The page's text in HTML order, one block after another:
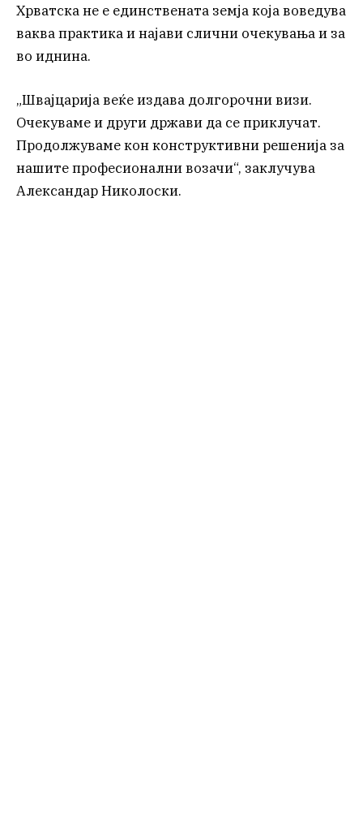
Хрватска не е единствената земја која воведува
ваква практика и најави слични очекувања и за
во иднина.
„Швајцарија веќе издава долгорочни визи.
Очекуваме и други држави да се приклучат.
Продолжуваме кон конструктивни решенија за
нашите професионални возачи“, заклучува
Александар Николоски.